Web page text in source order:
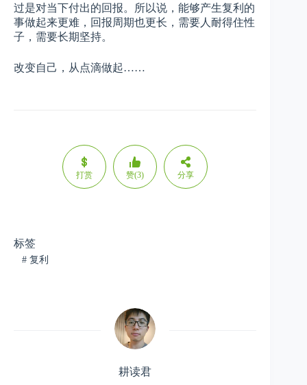
过是对当下付出的回报。所以说，能够产生复利的
事做起来更难，回报周期也更长，需要人耐得住性
子，需要长期坚持。
改变自己，从点滴做起……
打赏 赞(3) 分享
标签
#复利
耕读君